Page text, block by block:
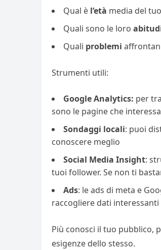
Qual è l’età media del
Quali sono le loro
Quali problemi
Strumenti utili:
GoogleAnalytics: per
sono le pagine che
Sondaggi locali: puoi
conoscere meglio
Social Media Insight:
tuoi follower. Se non ti
Ads: le ads di meta e
raccogliere dati
Più conosci il tuo pubblico,
esigenze dello stesso.